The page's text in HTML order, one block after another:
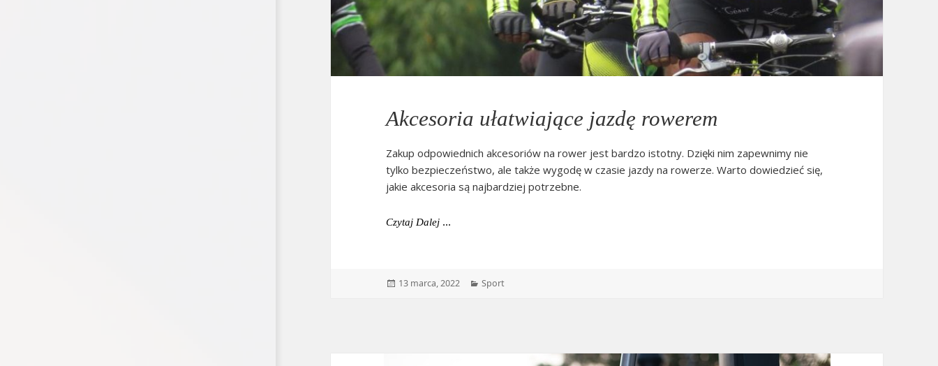
Akcesoria ułatwiające jazdę rowerem
Zakup odpowiednich akcesoriów na rower jest bardzo istotny. Dzięki nim zapewnimy nie
tylko bezpieczeństwo, ale także wygodę w czasie jazdy na rowerze. Warto dowiedzieć się,
jakie akcesoria są najbardziej potrzebne.
Czytaj Dalej
Data
13 marca, 2022 Kategorie
Sport